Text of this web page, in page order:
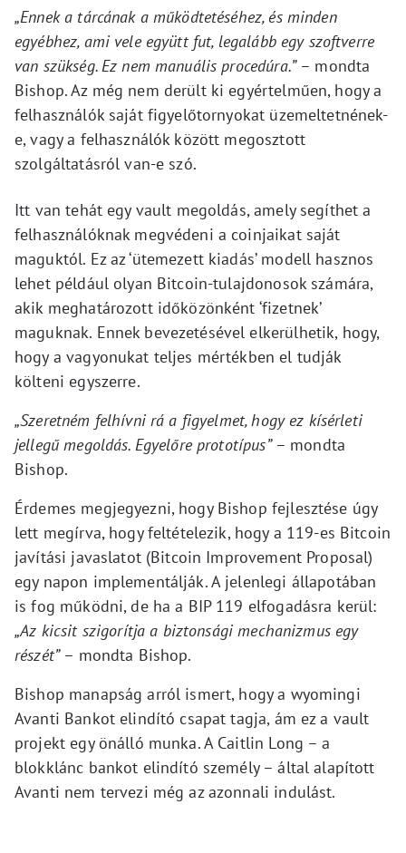
„Ennek a tárcának a működtetéséhez, és minden
egyébhez, ami vele együtt fut, legalább egy szoftverre
van szükség. Ez nem manuális procedúra.”– mondta
Bishop. Az még nem derült ki egyértelműen, hogy a
felhasználók saját figyelőtornyokat üzemeltetnének-
e, vagy a felhasználók között megosztott
szolgáltatásról van-e szó.
Itt van tehát egy vault megoldás, amely segíthet a
felhasználóknak megvédeni a coinjaikat saját
maguktól. Ez az ‘ütemezett kiadás’ modell hasznos
lehet például olyan Bitcoin-tulajdonosok számára,
akik meghatározott időközönként ‘fizetnek’
maguknak. Ennek bevezetésével elkerülhetik, hogy,
hogy a vagyonukat teljes mértékben el tudják
költeni egyszerre.
„Szeretném felhívni rá a figyelmet, hogy ez kísérleti
jellegű megoldás. Egyelőre prototípus”– mondta
Bishop.
Érdemes megjegyezni, hogy Bishop fejlesztése úgy
lett megírva, hogy feltételezik, hogy a 119-es Bitcoin
javítási javaslatot (Bitcoin Improvement Proposal)
egy napon implementálják. A jelenlegi állapotában
is fog működni, de ha a BIP 119 elfogadásra kerül:
„Az kicsit szigorítja a biztonsági mechanizmus egy
részét”– mondta Bishop.
Bishop manapság arról ismert, hogy a wyomingi
Avanti Bankot elindító csapat tagja, ám ez a vault
projekt egy önálló munka. A Caitlin Long – a
blokklánc bankot elindító személy – által alapított
Avanti nem tervezi még az azonnali indulást.